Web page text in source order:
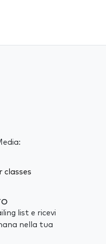
classes
list e ricevi
nella tua